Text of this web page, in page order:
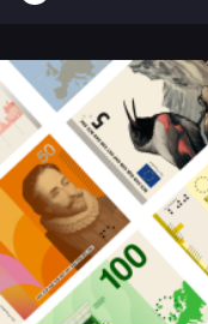
u
r
s